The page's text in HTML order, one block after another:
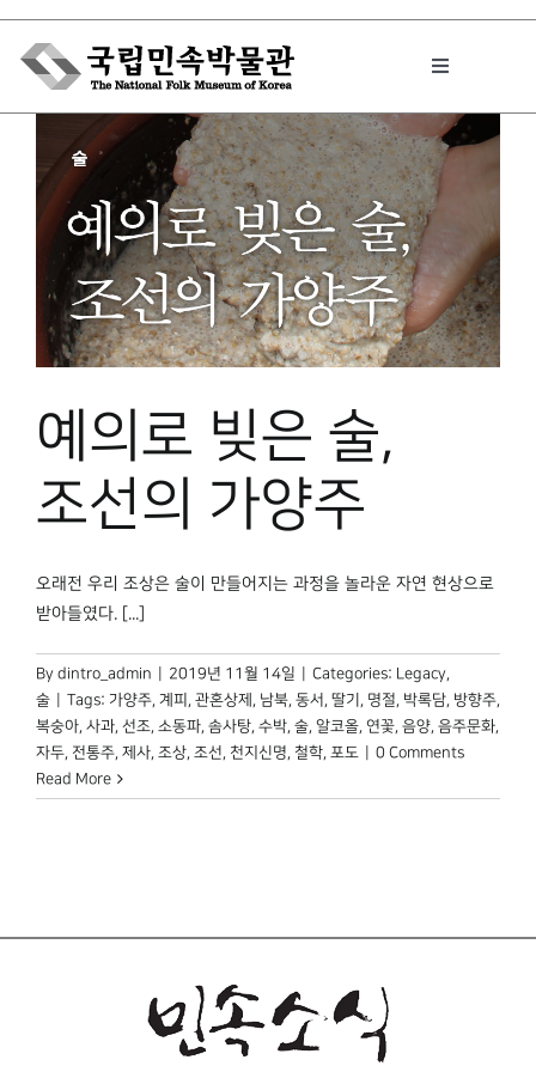
Skip
content
Toggle
박물관에서는
민속이야기
민속 인사이드
원문보기 PDF
예의로 빚은 술,
조선의 가양주
오래전 우리 조상은 술이 만들어지는 과정을 놀라운 자연 현상으로
받아들였다. [...]
By dintro_admin 2019년 11월 14일 Categories: Legacy,
술
Tags: 가양주, 계피 , 관혼상제 , 남북, 동서 , 딸기 , 명절, 박록담, 방향주,
복숭아, 사과, 선조, 소동파, 솜사탕, 수박, 술, 알코올, 연꽃, 음양, 음주문화,
자두, 전통주, 제사, 조상, 조선, 천지신명, 철학, 포도
0 Comments
Read More